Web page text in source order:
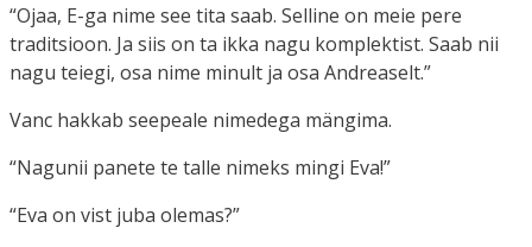
“Ojaa, E-ga nime see tita saab. Selline on meie pere
traditsioon. Ja siis on ta ikka nagu komplektist. Saab nii
nagu teiegi, osa nime minult ja osa Andreaselt.”
Vanc hakkab seepeale nimedega mängima.
“Nagunii panete te talle nimeks mingi Eva!”
“Eva on vist juba olemas?”